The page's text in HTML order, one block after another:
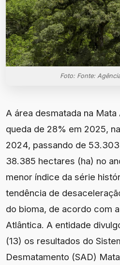
Foto: Fonte:
A área desmatada na
queda de 28% em 2025,
2024, passando de
38.385 hectares (ha) no
menor índice da série
tendência de
do bioma, de acordo com
Atlântica. A entidade
(13) os resultados do
Desmatamento (SAD)